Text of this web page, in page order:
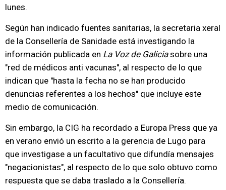
lunes.
Según han indicado fuentes sanitarias, la secretaria xeral
de la Consellería de Sanidade está investigando la
información publicada en La Voz de Galiciasobre una
"red de médicos anti vacunas", al respecto de lo que
indican que "hasta la fecha no se han producido
denuncias referentes a los hechos" que incluye este
medio de comunicación.
Sin embargo, la CIG ha recordado a Europa Press que ya
en verano envió un escrito a la gerencia de Lugo para
que investigase a un facultativo que difundía mensajes
"negacionistas", al respecto de lo que solo obtuvo como
respuesta que se daba traslado a la Consellería.